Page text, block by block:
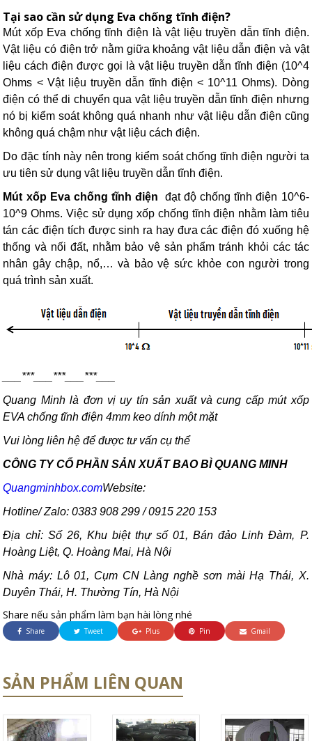
Tại sao cần sử dụng Eva chống tĩnh điện?
Mút xốp Eva chống tĩnh điện là vật liệu truyền dẫn tĩnh điện.
Vật liệu có điện trở nằm giữa khoảng vật liệu dẫn điện và vật
liệu cách điện được gọi là vật liệu truyền dẫn tĩnh điện (10^4
Ohms < Vật liệu truyền dẫn tĩnh điện < 10^11 Ohms). Dòng
điện có thể di chuyển qua vật liệu truyền dẫn tĩnh điện nhưng
nó bị kiểm soát không quá nhanh như vật liệu dẫn điện cũng
không quá chậm như vật liệu cách điện.
Do đặc tính này nên trong kiểm soát chống tĩnh điện người ta
ưu tiên sử dụng vật liệu truyền dẫn tĩnh điện.
Mút xốp Eva chống tĩnh điệnđạt độ chống tĩnh điện 10^6-
10^9 Ohms. Việc sử dụng xốp chống tĩnh điện nhằm làm tiêu
tán các điện tích được sinh ra hay đưa các điện đó xuống hệ
thống và nối đất, nhằm bảo vệ sản phẩm tránh khỏi các tác
nhân gây chập, nổ,… và bảo vệ sức khỏe con người trong
quá trình sản xuất.
___***___***___***___
Quang Minh là đơn vị uy tín sản xuất và cung cấp mút xốp
EVA chống tĩnh điện 4mm keo dính một mặt
Vui lòng liên hệ để được tư vấn cụ thể
CÔNG TY CỔ PHẦN SẢN XUẤT BAO BÌ QUANG MINH
Website:
Quangminhbox.com
Hotline/ Zalo: 0383 908 299 / 0915 220 153
Địa chỉ: Số 26, Khu biệt thự số 01, Bán đảo Linh Đàm, P.
Hoàng Liệt, Q. Hoàng Mai, Hà Nội
Nhà máy: Lô 01, Cụm CN Làng nghề sơn mài Hạ Thái, X.
Duyên Thái, H. Thường Tín, Hà Nội
Share nếu sản phẩm làm bạn hài lòng nhé
Share Tweet Plus Pin Gmail
SẢN PHẨM LIÊN QUAN